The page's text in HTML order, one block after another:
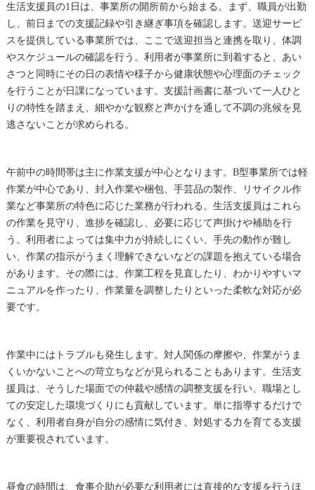
生活支援員の1日は、事業所の開所前から始まる。まず、職員が出勤
し、前日までの支援記録や引き継ぎ事項を確認します。送迎サービ
スを提供している事業所では、ここで送迎担当と連携を取り、体調
やスケジュールの確認を行う。利用者が事業所に到着すると、あい
さつと同時にその日の表情や様子から健康状態や心理面のチェック
を行うことが日課になっています。支援計画書に基づいて一人ひと
りの特性を踏まえ、細やかな観察と声かけを通して不調の兆候を見
逃さないことが求められる。
午前中の時間帯は主に作業支援が中心となります。B型事業所では軽
作業が中心であり、封入作業や梱包、手芸品の製作、リサイクル作
業など事業所の特色に応じた業務が行われる。生活支援員はこれら
の作業を見守り、進捗を確認し、必要に応じて声掛けや補助を行
う。利用者によっては集中力が持続しにくい、手先の動作が難し
い、作業の指示がうまく理解できないなどの課題を抱えている場合
があります。その際には、作業工程を見直したり、わかりやすいマ
ニュアルを作ったり、作業量を調整したりといった柔軟な対応が必
要です。
作業中にはトラブルも発生します。対人関係の摩擦や、作業がうま
くいかないことへの苛立ちなどが見られることもあります。生活支
援員は、そうした場面での仲裁や感情の調整支援を行い、職場とし
ての安定した環境づくりにも貢献しています。単に指導するだけで
なく、利用者自身が自分の感情に気付き、対処する力を育てる支援
が重要視されています。
昼食の時間は、食事介助が必要な利用者には直接的な支援を行うほ